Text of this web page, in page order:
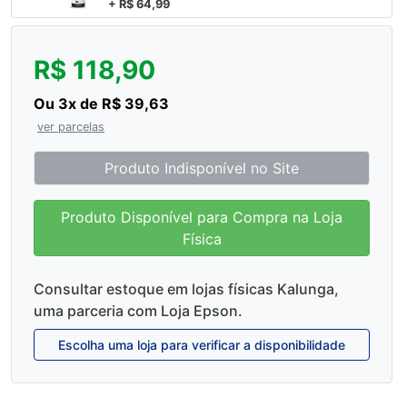
+ R$ 64,99
R$ 118,90
Ou 3x de R$ 39,63
ver parcelas
Produto Indisponível no Site
Produto Disponível para Compra na Loja
Física
Consultar estoque em lojas físicas Kalunga,
uma parceria com Loja Epson.
Escolha uma loja para verificar a disponibilidade